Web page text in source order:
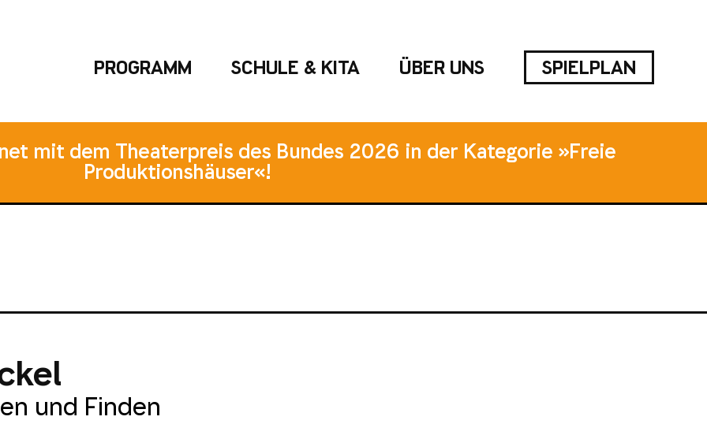
PROGRAMM SCHULE & KITA ÜBER UNS SPIELPLAN
mit dem Theaterpreis des Bundes 2026 in der Kategorie »Freie
Produktionshäuser«!
und Finden